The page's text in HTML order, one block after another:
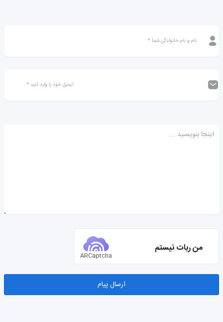
من ربات نیستم
ARCaptcha